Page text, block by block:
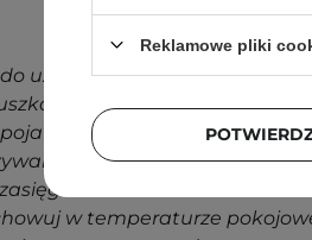
użytku zewnętrznego.
skórę.
się jakichkolwiek
produktu.
dzieci.
w temperaturze
Reklamowe pliki